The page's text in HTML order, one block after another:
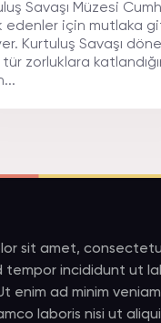
Savaşı Müzesi
edenler için mutlaka
Kurtuluş Savaşı
zorluklara
sit amet,
tempor incididunt ut
enim ad minim
laboris nisi ut